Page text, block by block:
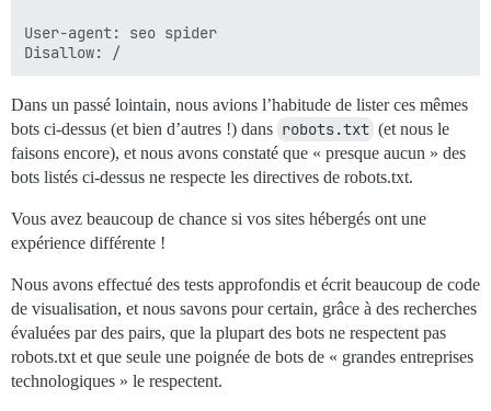
User-agent: seo spider
Dans un passé lointain, nous avions l’habitude de lister ces mêmes
bots ci-dessus (et bien d’autres !) dans robots.txt (et nous le
faisons encore), et nous avons constaté que « presque aucun » des
bots listés ci-dessus ne respecte les directives de robots.txt.
Vous avez beaucoup de chance si vos sites hébergés ont une
expérience différente !
Nous avons effectué des tests approfondis et écrit beaucoup de code
de visualisation, et nous savons pour certain, grâce à des recherches
évaluées par des pairs, que la plupart des bots ne respectent pas
robots.txt et que seule une poignée de bots de « grandes entreprises
technologiques » le respectent.